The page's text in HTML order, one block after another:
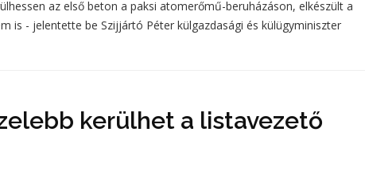
az első beton a paksi atomerőmű-beruházáson, elkészült a
is - jelentette be Szijjártó Péter külgazdasági és külügyminiszter
kerülhet a listavezető